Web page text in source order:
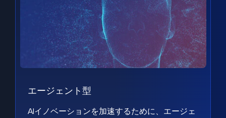
エージェント型
AIイノベーションを加速するために、エージェ